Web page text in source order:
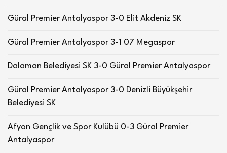
Güral Premier Antalyaspor 3-0 Elit Akdeniz SK
Güral Premier Antalyaspor 3-1 07 Megaspor
Dalaman Belediyesi SK 3-0 Güral Premier Antalyaspor
Güral Premier Antalyaspor 3-0 Denizli Büyükşehir
Belediyesi SK
Afyon Gençlik ve Spor Kulübü 0-3 Güral Premier
Antalyaspor